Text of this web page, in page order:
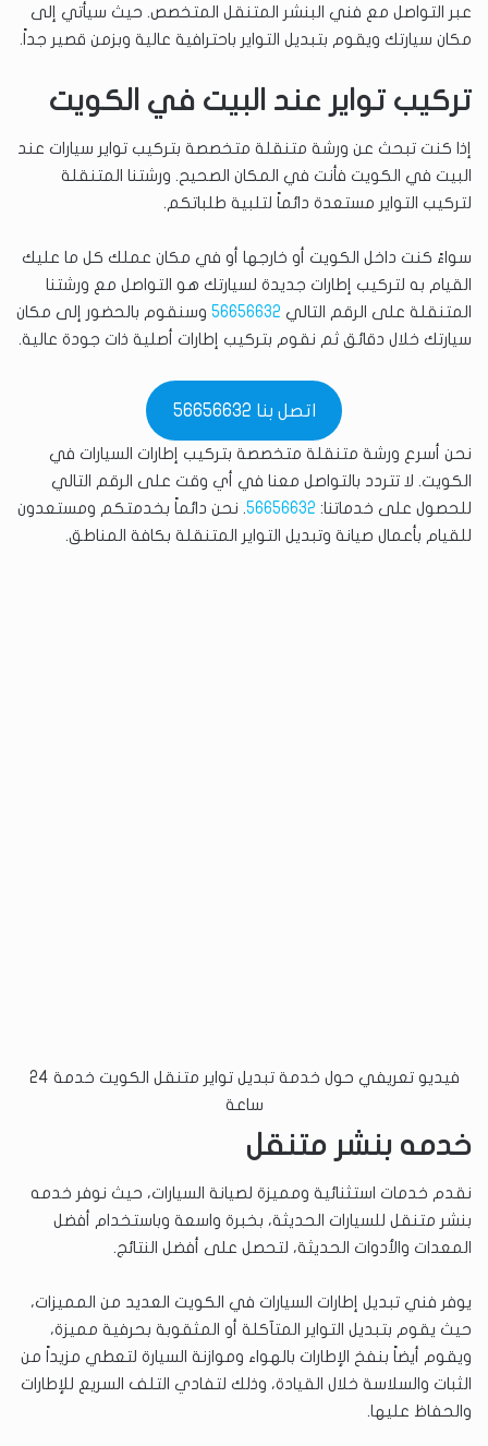
عبر التواصل مع فني البنشر المتنقل المتخصص. حيث سيأتي إلى
مكان سيارتك ويقوم بتبديل التواير باحترافية عالية وبزمن قصير جداً.
تركيب تواير عند البيت في الكويت
إذا كنت تبحث عن ورشة متنقلة متخصصة بتركيب تواير سيارات عند
البيت في الكويت فأنت في المكان الصحيح. ورشتنا المتنقلة
لتركيب التواير مستعدة دائماً لتلبية طلباتكم.
سواءً كنت داخل الكويت أو خارجها أو في مكان عملك كل ما عليك
القيام به لتركيب إطارات جديدة لسيارتك هو التواصل مع ورشتنا
المتنقلة على الرقم التالي 56656632 وسنقوم بالحضور إلى مكان
سيارتك خلال دقائق ثم نقوم بتركيب إطارات أصلية ذات جودة عالية.
اتصل بنا 56656632
نحن أسرع ورشة متنقلة متخصصة بتركيب إطارات السيارات في
الكويت. لا تتردد بالتواصل معنا في أي وقت على الرقم التالي
للحصول على خدماتنا: 56656632. نحن دائماً بخدمتكم ومستعدون
للقيام بأعمال صيانة وتبديل التواير المتنقلة بكافة المناطق.
فيديو تعريفي حول خدمة تبديل تواير متنقل الكويت خدمة 24
ساعة
خدمه بنشر متنقل
نقدم خدمات استثنائية ومميزة لصيانة السيارات، حيث نوفر خدمه
بنشر متنقل للسيارات الحديثة، بخبرة واسعة وباستخدام أفضل
المعدات والأدوات الحديثة، لتحصل على أفضل النتائج.
يوفر فني تبديل إطارات السيارات في الكويت العديد من المميزات،
حيث يقوم بتبديل التواير المتآكلة أو المثقوبة بحرفية مميزة،
ويقوم أيضاً بنفخ الإطارات بالهواء وموازنة السيارة لتعطي مزيداً من
الثبات والسلاسة خلال القيادة، وذلك لتفادي التلف السريع للإطارات
والحفاظ عليها.